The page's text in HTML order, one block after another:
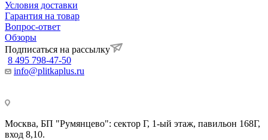
Условия доставки
Гарантия на товар
Вопрос-ответ
Обзоры
Подписаться на рассылку
8 495 798-47-50
info@plitkaplus.ru
Москва, БП "Румянцево": сектор Г, 1-ый этаж, павильон 168Г,
вход 8,10.